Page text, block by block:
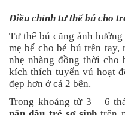
Điều chỉnh tư thế bú cho
Tư thế bú cũng ảnh
mẹ bế cho bé bú trên tay,
nhẹ nhàng đồng thời cho
kích thích tuyến vú hoạt
đẹp hơn ở cả 2 bên.
Trong khoảng từ 3 – 6